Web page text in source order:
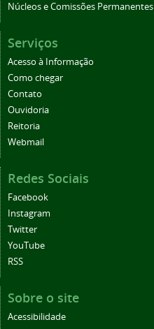
Núcleos e Comissões Permanentes
Serviços
Acesso à Informação
Como chegar
Contato
Ouvidoria
Reitoria
Webmail
Redes Sociais
Facebook
Instagram
Twitter
YouTube
RSS
Sobre o site
Acessibilidade